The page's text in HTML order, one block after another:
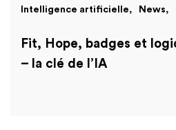
Intelligence artificielle News
Fit, Hope, badges et
– la clé de l’IA